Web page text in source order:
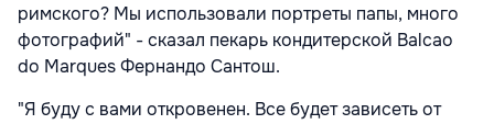
римского? Мы использовали портреты папы, много
фотографий" - сказал пекарь кондитерской Balcao
do Marques Фернандо Сантош.
"Я буду с вами откровенен. Все будет зависеть от